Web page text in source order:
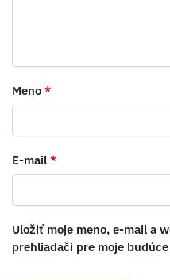
Meno *
E-mail *
Uložiť moje meno, e-mail a
prehliadači pre moje